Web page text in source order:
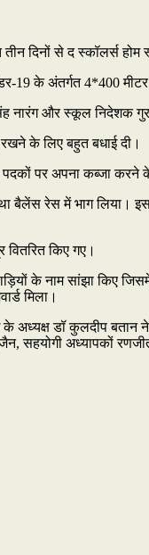
तीन दिनों से द
19 के अंतर्गत 4*400
नारंग और स्कूल निदेशक
के लिए बहुत बधाई दी।
पदकों पर अपना कब्जा
बैलेंस रेस में भाग लिया।
किए गए।
के नाम सांझा किए
मिला।
डॉ कुलदीप बतान ने
सहयोगी अध्यापकों